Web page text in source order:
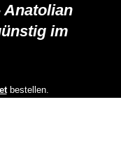
Anatolian
im
bestellen.